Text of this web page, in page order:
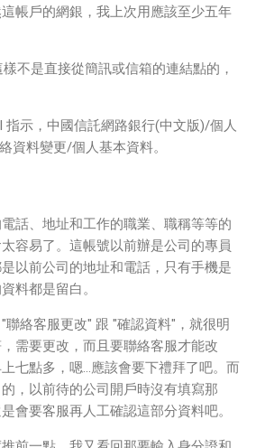
帳戶的網銀，我上次用應該至少五年
不是直接從簡訊或信箱的連結點的，
指示，中國信託網路銀行(中文版)/個人
資料變更/個人基本資料。
話、地址和工作的職業、職稱等等的
容易了。這帳號以前辦是公司的專員
以前公司的地址和電話，只有手機是
料都是留白。
絡客服更改" 跟 "確認資料"，就很明
需要更改，而且要聯絡客服才能改
七點多，嗯...應該會要下禮拜了吧。而
，以前待的公司開戶時沒有填寫那
會要客服再人工確認這部分資料吧。